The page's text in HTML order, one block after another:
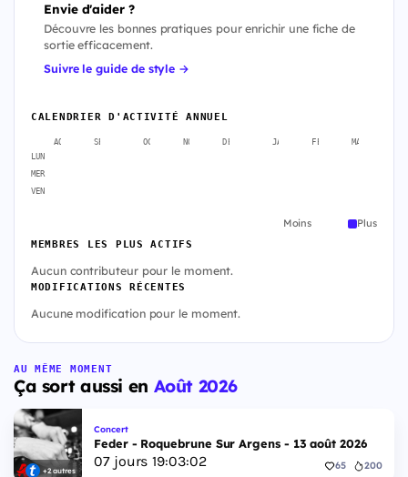
Envie d'aider ?
Découvre les bonnes pratiques pour enrichir une fiche de
sortie efficacement.
Suivre le guide de style →
CALENDRIER D'ACTIVITÉ ANNUEL
AOÛT SEPT. OCT. NOV. DÉC. JANV. FÉVR. MARS
LUN
MER
VEN
Moins Plus
MEMBRES LES PLUS ACTIFS
Aucun contributeur pour le moment.
MODIFICATIONS RÉCENTES
Aucune modification pour le moment.
AU MÊME MOMENT
Ça sort aussi en Août 2026
+2 autres
Concert
Feder - Roquebrune Sur Argens - 13 août 2026
07jours 19:03:01 65 200